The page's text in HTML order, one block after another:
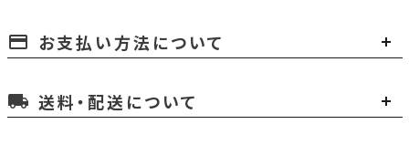
payment お支払い方法について
local_shipping 送料・配送について